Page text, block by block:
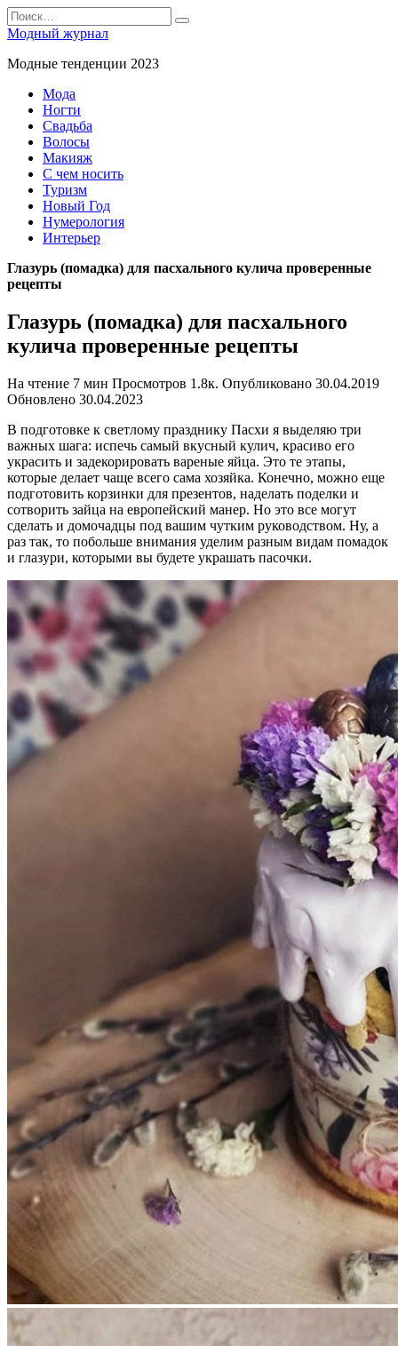
Перейти
к
содержанию
Search
for:
Модный журнал
Модные тенденции 2023
Мода
Ногти
Свадьба
Волосы
Макияж
С чем носить
Туризм
Новый Год
Нумерология
Интерьер
Глазурь (помадка) для пасхального кулича проверенные
рецепты
Глазурь (помадка) для пасхального
кулича проверенные рецепты
На чтение 7 мин Просмотров 1.8к. Опубликовано 30.04.2019
Обновлено 30.04.2023
В подготовке к светлому празднику Пасхи я выделяю три
важных шага: испечь самый вкусный кулич, красиво его
украсить и задекорировать вареные яйца. Это те этапы,
которые делает чаще всего сама хозяйка. Конечно, можно еще
подготовить корзинки для презентов, наделать поделки и
сотворить зайца на европейский манер. Но это все могут
сделать и домочадцы под вашим чутким руководством. Ну, а
раз так, то побольше внимания уделим разным видам помадок
и глазури, которыми вы будете украшать пасочки.